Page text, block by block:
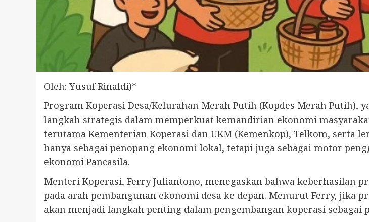
Oleh: Yusuf Rinaldi)*
Program Koperasi Desa/Kelurahan Merah Putih (Kopdes Merah Putih),
langkah strategis dalam memperkuat kemandirian ekonomi
terutama Kementerian Koperasi dan UKM (Kemenkop), Telkom, serta
hanya sebagai penopang ekonomi lokal, tetapi juga sebagai motor
ekonomi Pancasila.
Menteri Koperasi, Ferry Juliantono, menegaskan bahwa keberhasilan
pada arah pembangunan ekonomi desa ke depan. Menurut Ferry, jika
akan menjadi langkah penting dalam pengembangan koperasi sebagai